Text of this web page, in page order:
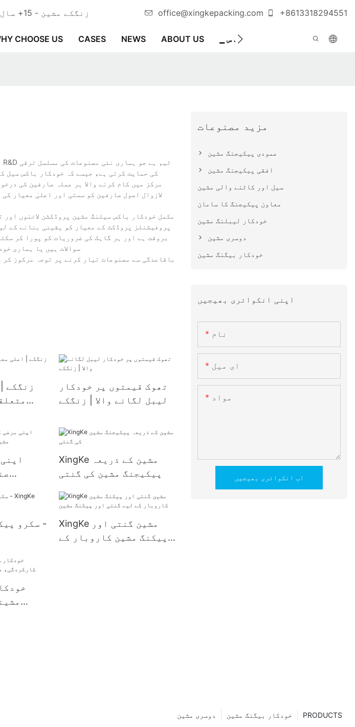
زنگکے مشین - 15+ سال کی پیداوار کے تجربے کے ساتھ پروفیشنل خودکار پیکنگ مشین تیار کرنے والا۔ office@xingkepacking.com +8613318294551
CHOOSE US CASES NEWS ABOUT US ▁ ٹ اک ٹ س پیکیجنگ مشین
کی حمایت کرتی ہے، جیسے کہ خودکار باکس سیل
مرکز میں کام کرنے والا ہر عملہ صارفین کی
لازوال اصول صارفین کو سستی اور اعلیٰ معیار
مکمل خودکار باکس سیلنگ مشین پروڈکشن لائنوں
بروقت ہے اور ہر گاہک کی ضروریات کو پورا کر
سوالات ہیں یا ہماری
زنگکے
تھوک قیمتوں پر خودکار
لیبل لگانے والا | زنگکے
XingKe مشین کے ذریعہ
پیکیجنگ مشین کی گنتی
سکرو
XingKe مشین گنتی اور
پیکنگ مشین کاروبار کے
مزید مصنوعات
عمودی پیکیجنگ مشین
افقی پیکیجنگ مشین
سیل اور کاٹنے والی مشین
معاون پیکیجنگ کا سامان
خودکار لیبلنگ مشین
دوسری مشین
خودکار بیگنگ مشین
اپنی انکوائری بھیجیں
نام
ای میل
مواد
اب انکوائری بھیجیں
PRODUCTS خودکار بیگنگ مشین دوسری مشین